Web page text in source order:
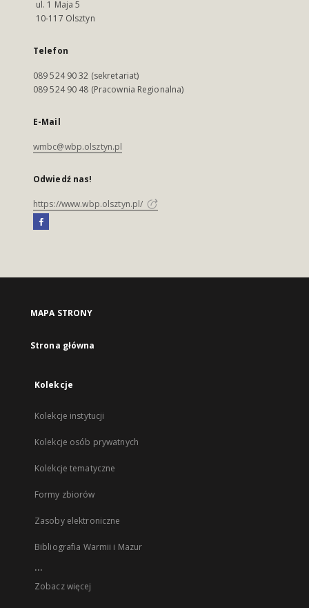
ul. 1 Maja 5
10-117 Olsztyn
Telefon
089 524 90 32 (sekretariat)
089 524 90 48 (Pracownia Regionalna)
E-Mail
wmbc@wbp.olsztyn.pl
Odwiedź nas!
https://www.wbp.olsztyn.pl/
MAPA STRONY
Strona główna
Kolekcje
Kolekcje instytucji
Kolekcje osób prywatnych
Kolekcje tematyczne
Formy zbiorów
Zasoby elektroniczne
Bibliografia Warmii i Mazur
...
Zobacz więcej